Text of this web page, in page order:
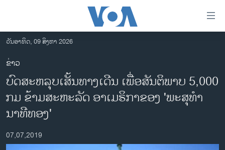
ເຂົ້າ
ຫາ
ຂ້າມ
ຂ້າມ
ຂ້າມ
ໄປ
ຫາ
ຊອກ
ຄົ້ນ
ອາເມຣິກາ
ການເລືອກຕັ້ງ ປະທານາທີບໍດີ ສະຫະລັດ 2024
ໂລກ
ວັນອາທິດ, 09 ສິງຫາ 2026
ຂ່າວ
ບົ​ດ​ສະ​ຫລຸບ​ເສັ້ນ​ທາ​ງ​ເດີນ ເພື່ອ​ສັນ​ຕິ​ພາບ 5,000
ກມ ຂ້າມ​ສະ​ຫະ​ລັດ ອາ​ເມ​ຣິ​ກາຂອງ 'ພະ​ສຸ​ທຳ
ນາ​ທີ​ທອງ'
07,07,2019